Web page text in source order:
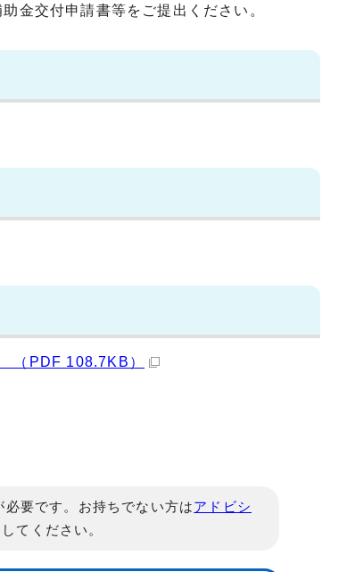
金交付申請書等をご提出ください。
（PDF 108.7KB）
要です。お持ちでない方はアドビシ
てください。